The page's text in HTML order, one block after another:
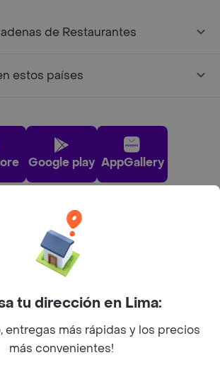
de Restaurantes
estos países
Google play AppGallery
cerca de ti
tu dirección en Lima:
entregas más rápidas y los precios
más convenientes!